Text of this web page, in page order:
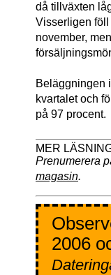
då tillväxten
Visserligen föll
november,
Beläggningen
kvartalet och
på 97 procent.
Prenumerera
magasin.
2006